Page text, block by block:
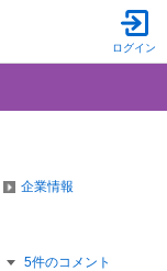
ログイン
企業情報
5件のコメント